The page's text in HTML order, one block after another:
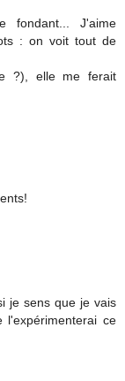
fondant... J'aime
: on voit tout de
?), elle me ferait
je sens que je vais
ce